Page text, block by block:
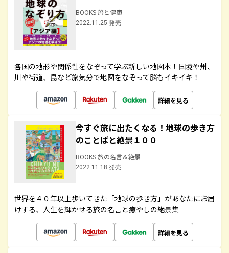
BOOKS 旅と健康
2022.11.25 発売
各国の地形や関係性をなぞって学ぶ新しい地図本！国境や州、
川や街道、島など旅気分で地図をなぞって脳もイキイキ！
詳細を見る
今すぐ旅に出たくなる！地球の歩き方
のことばと絶景１００
BOOKS 旅の名言＆絶景
2022.11.18 発売
世界を４０年以上歩いてきた「地球の歩き方」があなたにお届
けする、人生を輝かせる旅の名言と癒やしの絶景集
詳細を見る